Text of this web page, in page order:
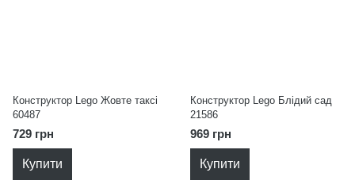
Конструктор Lego Жовте таксі
60487
729 грн
Купити
Конструктор Lego Блідий сад
21586
969 грн
Купити